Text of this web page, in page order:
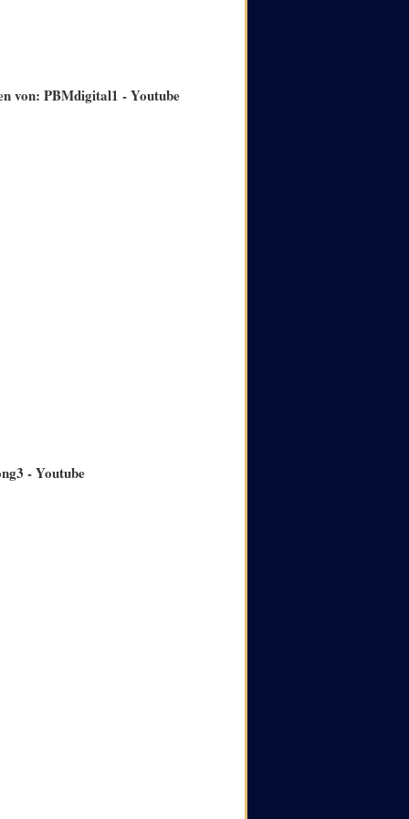
von: PBMdigital1 - Youtube
- Youtube